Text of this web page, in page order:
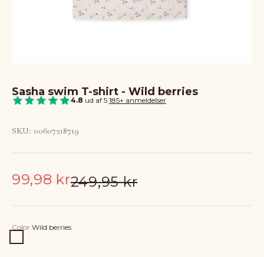
Sasha swim T-shirt - Wild berries
4.8 ud af 5|185+ anmeldelser
SKU: 00607218719
Sale price
99,98 krRegular price
249,95 kr
Color:Wild berries
Wild berries